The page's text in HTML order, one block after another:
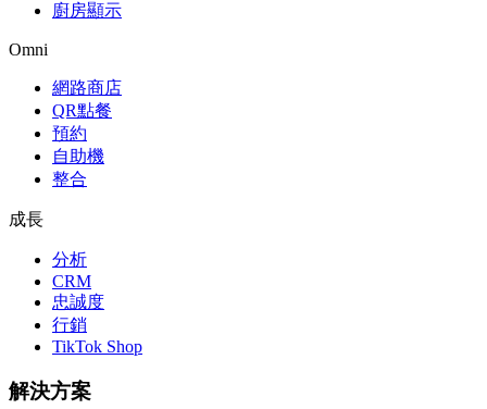
廚房顯示
Omni
網路商店
QR點餐
預約
自助機
整合
成長
分析
CRM
忠誠度
行銷
TikTok Shop
解決方案